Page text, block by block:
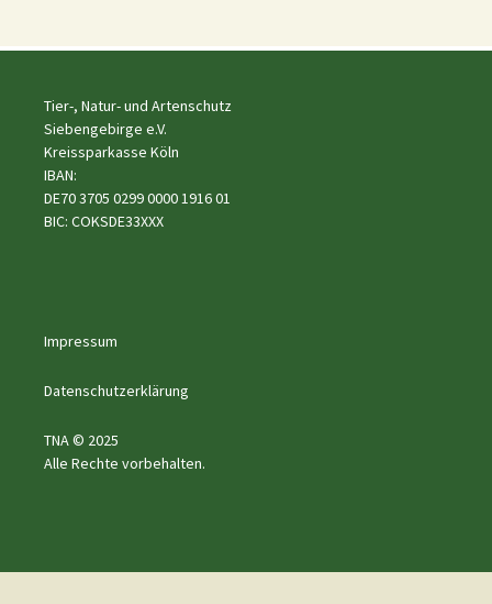
Tier-, Natur- und Artenschutz
Siebengebirge e.V.
Kreissparkasse Köln
IBAN:
DE70 3705 0299 0000 1916 01
BIC: COKSDE33XXX
Impressum
Datenschutzerklärung
TNA © 2025
Alle Rechte vorbehalten.